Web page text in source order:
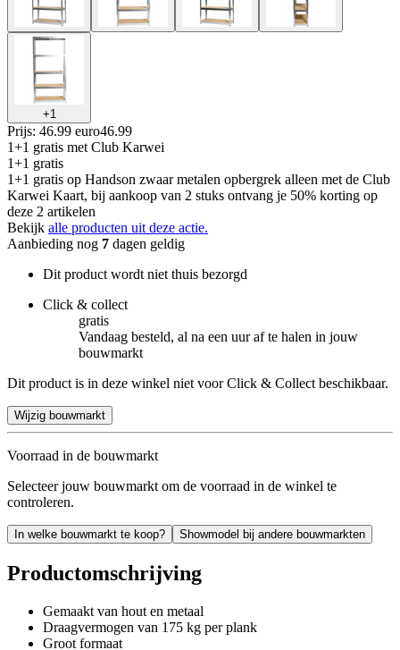
+1
Prijs: 46.99 euro46.99
1+1 gratis met Club Karwei
1+1 gratis
1+1 gratis op Handson zwaar metalen opbergrek alleen met de Club
Karwei Kaart, bij aankoop van 2 stuks ontvang je 50% korting op
deze 2 artikelen
Bekijk alle producten uit deze actie.
Aanbieding nog 7 dagen geldig
Dit product wordt niet thuis bezorgd
Click & collect
gratis
Vandaag besteld, al na een uur af te halen in jouw
bouwmarkt
Dit product is in deze winkel niet voor Click & Collect beschikbaar.
Wijzig bouwmarkt
Voorraad in de bouwmarkt
Selecteer jouw bouwmarkt om de voorraad in de winkel te
controleren.
In welke bouwmarkt te koop? Showmodel bij andere bouwmarkten
Productomschrijving
Gemaakt van hout en metaal
Draagvermogen van 175 kg per plank
Groot formaat